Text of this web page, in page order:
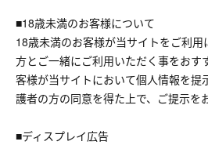
■18歳未満のお客様について
18歳未満のお客様が当サイトをご利
方とご一緒にご利用いただく事をおす
客様が当サイトにおいて個人情報を提
護者の方の同意を得た上で、ご提示を
■ディスプレイ広告